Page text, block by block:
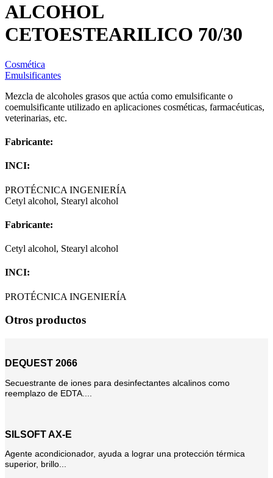
ALCOHOL
CETOESTEARILICO 70/30
Cosmética
Emulsificantes
Mezcla de alcoholes grasos que actúa como emulsificante o
coemulsificante utilizado en aplicaciones cosméticas, farmacéuticas,
veterinarias, etc.
Fabricante:
INCI:
PROTÉCNICA INGENIERÍA
Cetyl alcohol, Stearyl alcohol
Fabricante:
Cetyl alcohol, Stearyl alcohol
INCI:
PROTÉCNICA INGENIERÍA
Otros productos
DEQUEST 2066
Secuestrante de iones para desinfectantes alcalinos como
reemplazo de EDTA....
SILSOFT AX-E
Agente acondicionador, ayuda a lograr una protección térmica
superior, brillo...